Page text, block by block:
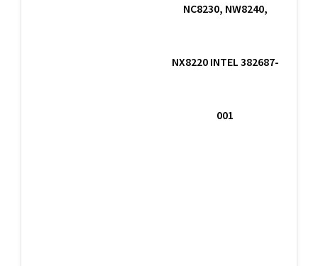
NC8230, NW8240,
NX8220 INTEL 382687-
001